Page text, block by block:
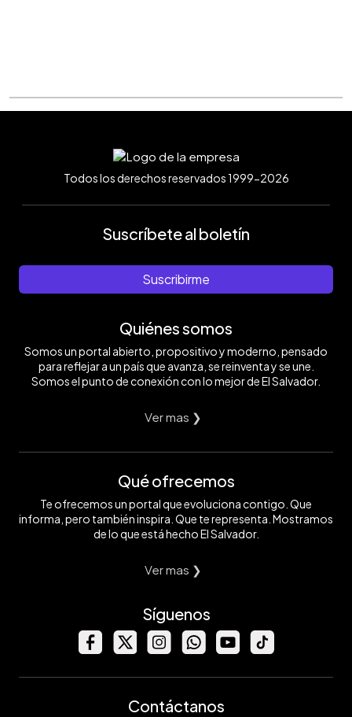
Todos los derechos reservados 1999-2026
Suscríbete al boletín
Suscribirme
Quiénes somos
Somos un portal abierto, propositivo y moderno, pensado
para reflejar a un país que avanza, se reinventa y se une.
Somos el punto de conexión con lo mejor de El Salvador.
Ver mas ❯
Qué ofrecemos
Te ofrecemos un portal que evoluciona contigo. Que
informa, pero también inspira. Que te representa. Mostramos
de lo que está hecho El Salvador.
Ver mas ❯
Síguenos
Contáctanos